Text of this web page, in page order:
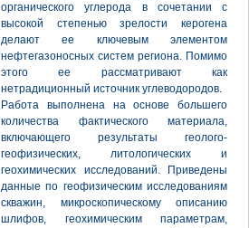
органического углерода в сочетании с
высокой степенью зрелости керогена
делают ее ключевым элементом
нефтегазоносных систем региона. Помимо
этого ее рассматривают как
нетрадиционный источник углеводородов.
Работа выполнена на основе большего
количества фактического материала,
включающего результаты геолого-
геофизических, литологических и
геохимических исследований. Приведены
данные по геофизическим исследованиям
скважин, микроскопическому описанию
шлифов, геохимическим параметрам,